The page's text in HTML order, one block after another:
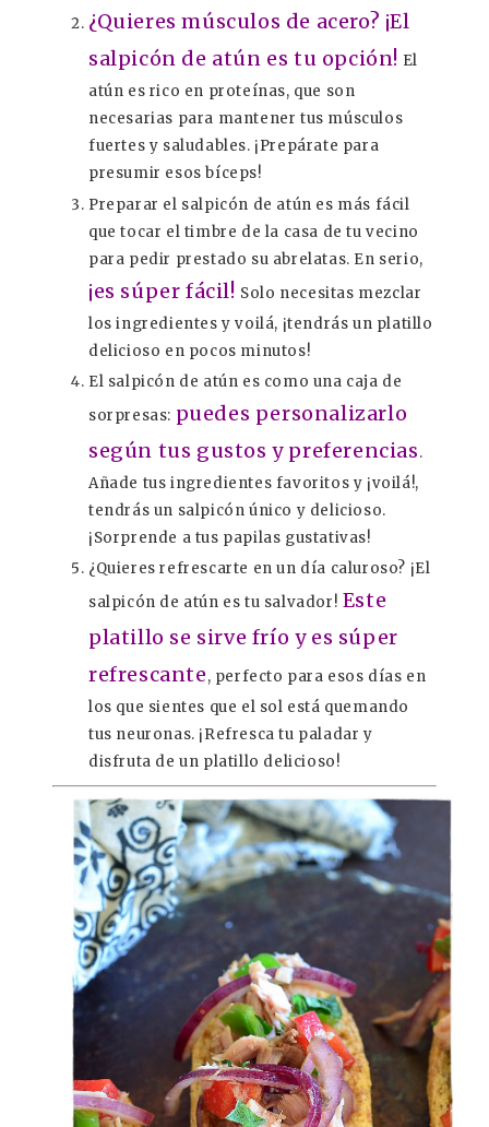
¿Quieres músculos de acero? ¡El
salpicón de atún es tu opción! El
atún es rico en proteínas, que son
necesarias para mantener tus músculos
fuertes y saludables. ¡Prepárate para
presumir esos bíceps!
Preparar el salpicón de atún es más fácil
que tocar el timbre de la casa de tu vecino
para pedir prestado su abrelatas. En serio,
¡es súper fácil! Solo necesitas mezclar
los ingredientes y voilá, ¡tendrás un platillo
delicioso en pocos minutos!
El salpicón de atún es como una caja de
sorpresas: puedes personalizarlo
según tus gustos y preferencias.
Añade tus ingredientes favoritos y ¡voilá!,
tendrás un salpicón único y delicioso.
¡Sorprende a tus papilas gustativas!
¿Quieres refrescarte en un día caluroso? ¡El
salpicón de atún es tu salvador! Este
platillo se sirve frío y es súper
refrescante, perfecto para esos días en
los que sientes que el sol está quemando
tus neuronas. ¡Refresca tu paladar y
disfruta de un platillo delicioso!